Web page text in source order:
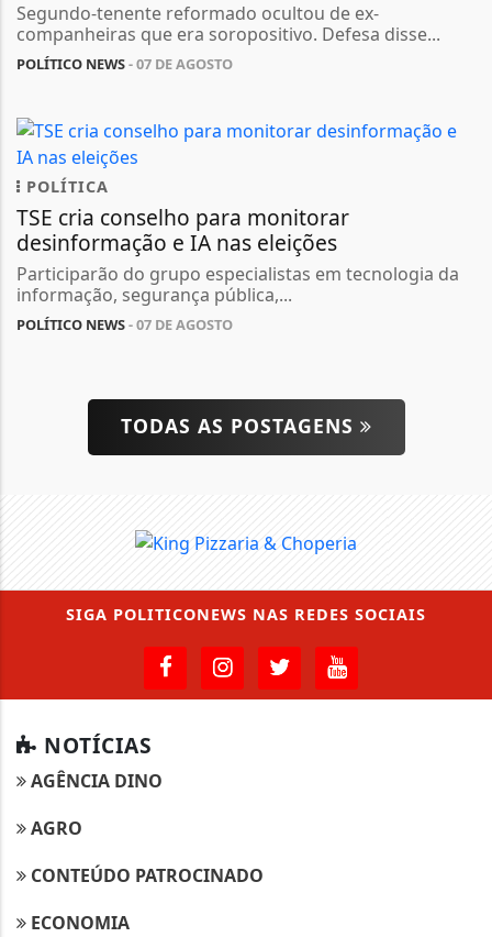
Segundo-tenente reformado ocultou de ex-
companheiras que era soropositivo. Defesa disse...
POLÍTICO NEWS- 07 DE AGOSTO
POLÍTICA
TSE cria conselho para monitorar
desinformação e IA nas eleições
Participarão do grupo especialistas em tecnologia da
informação, segurança pública,...
POLÍTICO NEWS- 07 DE AGOSTO
TODAS AS POSTAGENS
SIGA POLITICONEWS NAS REDES SOCIAIS
NOTÍCIAS
AGÊNCIA DINO
AGRO
CONTEÚDO PATROCINADO
ECONOMIA